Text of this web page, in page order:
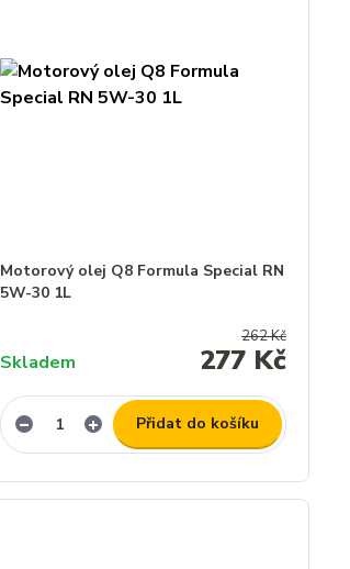
Motorový olej Q8 Formula Special RN
5W-30 1L
262 Kč
277 Kč
Skladem
Přidat do košíku